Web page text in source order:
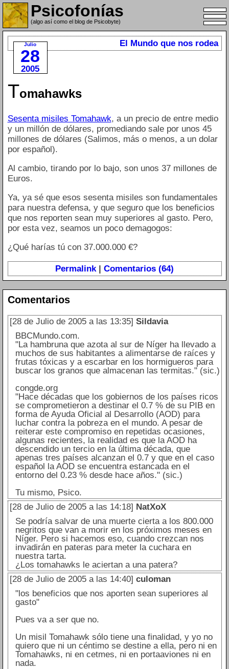
Psicofonías
(algo así como el blog de Psicobyte)
Julio
28
2005
El Mundo que nos rodea
Tomahawks
Sesenta misiles Tomahawk, a un precio de entre medio
y un millón de dólares, promediando sale por unos 45
millones de dólares (Salimos, más o menos, a un dolar
por español).
Al cambio, tirando por lo bajo, son unos 37 millones de
Euros.
Ya, ya sé que esos sesenta misiles son fundamentales
para nuestra defensa, y que seguro que los beneficios
que nos reporten sean muy superiores al gasto. Pero,
por esta vez, seamos un poco demagogos:
¿Qué harías tú con 37.000.000 €?
Permalink | Comentarios (64)
Comentarios
[28 de Julio de 2005 a las 13:35] Sildavia
BBCMundo.com.
"La hambruna que azota al sur de Níger ha llevado a
muchos de sus habitantes a alimentarse de raíces y
frutas tóxicas y a escarbar en los hormigueros para
buscar los granos que almacenan las termitas." (sic.)
congde.org
"Hace décadas que los gobiernos de los países ricos
se comprometieron a destinar el 0.7 % de su PIB en
forma de Ayuda Oficial al Desarrollo (AOD) para
luchar contra la pobreza en el mundo. A pesar de
reiterar este compromiso en repetidas ocasiones,
algunas recientes, la realidad es que la AOD ha
descendido un tercio en la última década, que
apenas tres países alcanzan el 0.7 y que en el caso
español la AOD se encuentra estancada en el
entorno del 0.23 % desde hace años." (sic.)
Tu mismo, Psico.
[28 de Julio de 2005 a las 14:18] NatXoX
Se podría salvar de una muerte cierta a los 800.000
negritos que van a morir en los próximos meses en
Níger. Pero si hacemos eso, cuando crezcan nos
invadirán en pateras para meter la cuchara en
nuestra tarta.
¿Los tomahawks le aciertan a una patera?
[28 de Julio de 2005 a las 14:40] culoman
"los beneficios que nos aporten sean superiores al
gasto"
Pues va a ser que no.
Un misil Tomahawk sólo tiene una finalidad, y yo no
quiero que ni un céntimo se destine a ella, pero ni en
Tomahawks, ni en cetmes, ni en portaaviones ni en
nada.